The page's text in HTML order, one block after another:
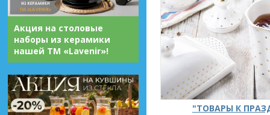
Акция на столовые
наборы из керамики
нашей ТМ «Lavenir»!
"ТОВАРЫ К